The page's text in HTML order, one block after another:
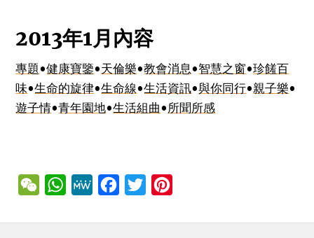
2013年1月內容
專題•健康寶鑒•天倫樂•教會消息•智慧之窗•珍饈百
味•生命的旋律•生命線•生活資訊•與你同行•親子樂•
遊子情•青年園地•生活組曲•所聞所感
WeChatWhatsApp
MeWe Facebook
Twitter